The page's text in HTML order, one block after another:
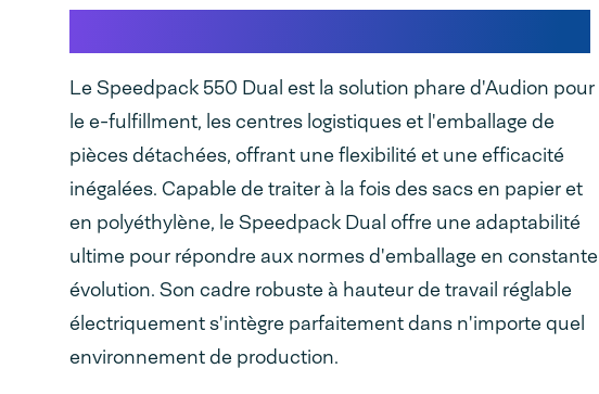
Le Speedpack 550 Dual est la solution phare d'Audion pour
le e-fulfillment, les centres logistiques et l'emballage de
pièces détachées, offrant une flexibilité et une efficacité
inégalées. Capable de traiter à la fois des sacs en papier et
en polyéthylène, le Speedpack Dual offre une adaptabilité
ultime pour répondre aux normes d'emballage en constante
évolution. Son cadre robuste à hauteur de travail réglable
électriquement s'intègre parfaitement dans n'importe quel
environnement de production.